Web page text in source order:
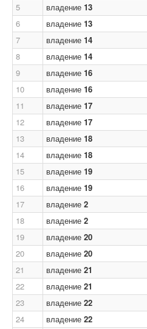
5
владение 13
6
владение 13
7
владение 14
8
владение 14
9
владение 16
10
владение 16
11
владение 17
12
владение 17
13
владение 18
14
владение 18
15
владение 19
16
владение 19
17
владение 2
18
владение 2
19
владение 20
20
владение 20
21
владение 21
22
владение 21
23
владение 22
24
владение 22